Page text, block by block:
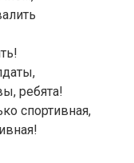
ребята!
спортивная,